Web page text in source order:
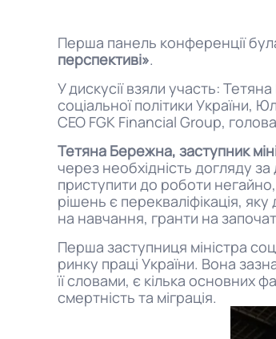
Перша панель конференції
перспективі».
У дискусії взяли участь:
соціальної політики України,
CEO FGK Financial Group,
Тетяна Бережна, заступник
через необхідність догляду за
приступити до роботи
рішень є перекваліфікація,
на навчання, гранти на
Перша заступниця міністра
ринку праці України. Вона
її словами, є кілька основних
смертність та міграція.